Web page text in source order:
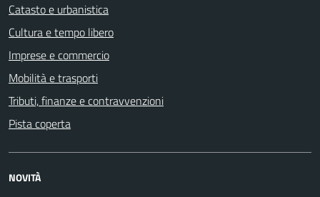
Catasto e urbanistica
Cultura e tempo libero
Imprese e commercio
Mobilità e trasporti
Tributi, finanze e contravvenzioni
Pista coperta
NOVITÀ